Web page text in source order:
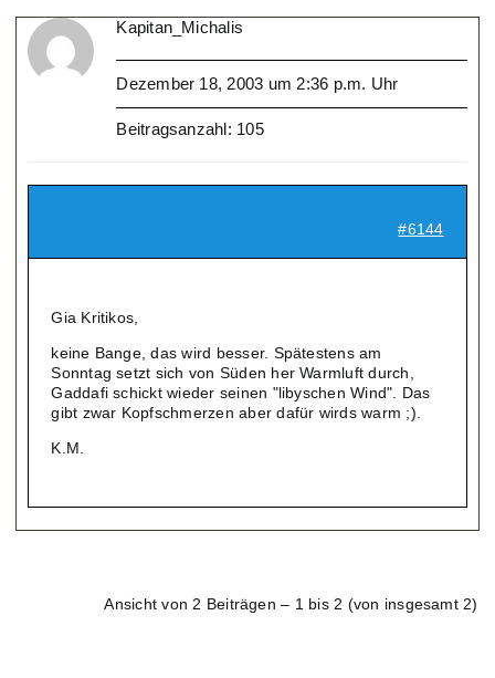
Kapitan_Michalis
Dezember 18, 2003 um 2:36 p.m. Uhr
Beitragsanzahl: 105
#6144
Gia Kritikos,
keine Bange, das wird besser. Spätestens am
Sonntag setzt sich von Süden her Warmluft durch,
Gaddafi schickt wieder seinen "libyschen Wind". Das
gibt zwar Kopfschmerzen aber dafür wirds warm ;).
K.M.
Ansicht von 2 Beiträgen – 1 bis 2 (von insgesamt 2)